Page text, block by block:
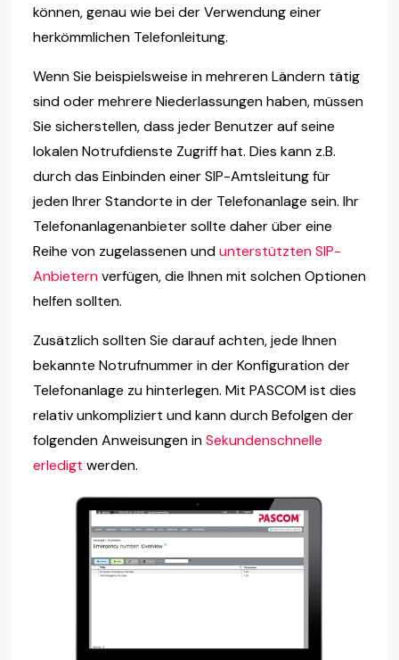
können, genau wie bei der Verwendung einer
herkömmlichen Telefonleitung.
Wenn Sie beispielsweise in mehreren Ländern tätig
sind oder mehrere Niederlassungen haben, müssen
Sie sicherstellen, dass jeder Benutzer auf seine
lokalen Notrufdienste Zugriff hat. Dies kann z.B.
durch das Einbinden einer SIP-Amtsleitung für
jeden Ihrer Standorte in der Telefonanlage sein. Ihr
Telefonanlagenanbieter sollte daher über eine
Reihe von zugelassenen undunterstützten SIP-
Anbieternverfügen, die Ihnen mit solchen Optionen
helfen sollten.
Zusätzlich sollten Sie darauf achten, jede Ihnen
bekannte Notrufnummer in der Konfiguration der
Telefonanlage zu hinterlegen. Mit PASCOM ist dies
relativ unkompliziert und kann durch Befolgen der
folgenden Anweisungen inSekundenschnelle
erledigt werden.